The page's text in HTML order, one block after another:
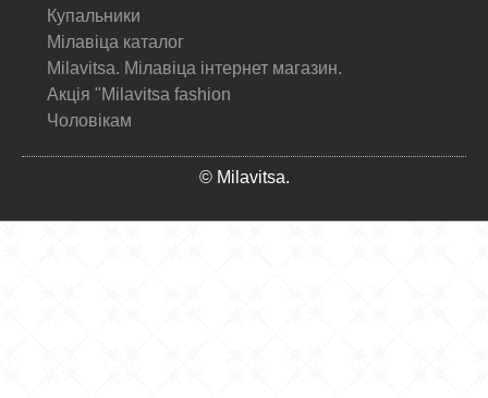
Купальники
Мілавіца каталог
Milavitsa. Мілавіца інтернет магазин.
Акція "Milavitsa fashion
Чоловікам
© Milavitsa.